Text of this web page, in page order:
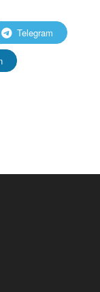
Telegram